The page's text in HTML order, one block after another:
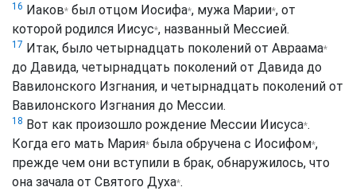
16 Иаков* был отцом Иосифа*, мужа Марии*, от
которой родился Иисус*, названный Мессией.
17 Итак, было четырнадцать поколений от Авраама*
до Давида, четырнадцать поколений от Давида до
Вавилонского Изгнания, и четырнадцать поколений от
Вавилонского Изгнания до Мессии.
18 Вот как произошло рождение Мессии Иисуса*.
Когда его мать Мария* была обручена с Иосифом*,
прежде чем они вступили в брак, обнаружилось, что
она зачала от Святого Духа*.